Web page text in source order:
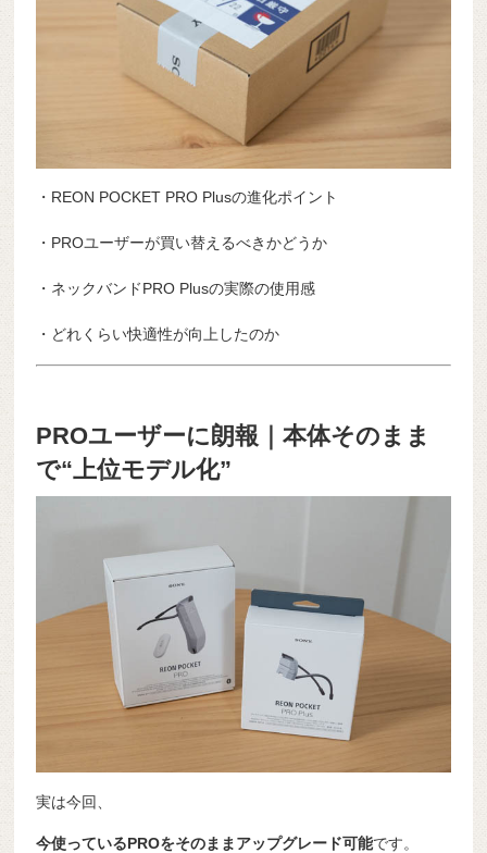
・REON POCKET PRO Plusの進化ポイント
・PROユーザーが買い替えるべきかどうか
・ネックバンドPRO Plusの実際の使用感
・どれくらい快適性が向上したのか
PROユーザーに朗報｜本体そのまま
で“上位モデル化”
実は今回、
今使っているPROをそのままアップグレード可能です。